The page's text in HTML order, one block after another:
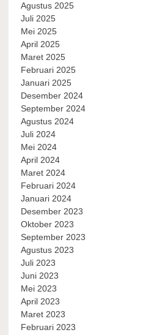
Agustus 2025
Juli 2025
Mei 2025
April 2025
Maret 2025
Februari 2025
Januari 2025
Desember 2024
September 2024
Agustus 2024
Juli 2024
Mei 2024
April 2024
Maret 2024
Februari 2024
Januari 2024
Desember 2023
Oktober 2023
September 2023
Agustus 2023
Juli 2023
Juni 2023
Mei 2023
April 2023
Maret 2023
Februari 2023